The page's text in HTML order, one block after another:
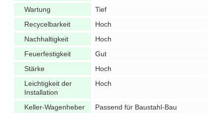
Wartung
Tief
Recycelbarkeit
Hoch
Nachhaltigkeit
Hoch
Feuerfestigkeit
Gut
Stärke
Hoch
Leichtigkeit der
Installation
Hoch
Keller-Wagenheber Passend für Baustahl-Bau